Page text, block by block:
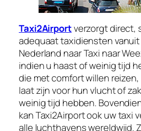
Taxi2Airportverzorgt direct,
adequaat taxidiensten
Nederland naar Taxi naar
indien u haast of weinig tijd
die met comfort willen
laat zijn voor hun vlucht of
weinig tijd hebben.
kan Taxi2Airport ook uw taxi
alle luchthavens wereldwijd.